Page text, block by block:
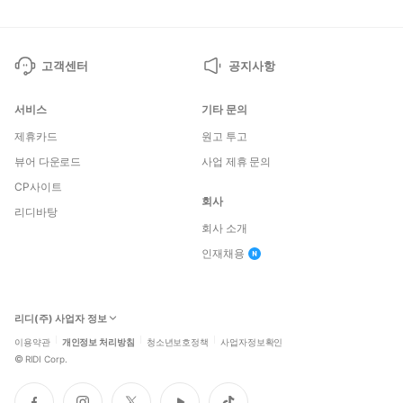
고객센터 공지사항
서비스
제휴카드
뷰어 다운로드
CP사이트
리디바탕
기타 문의
원고 투고
사업 제휴 문의
회사
회사 소개
인재채용
리디(주) 사업자 정보
이용약관 개인정보 처리방침 청소년보호정책 사업자정보확인
© RIDI Corp.